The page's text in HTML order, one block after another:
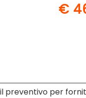
€
preventivo per